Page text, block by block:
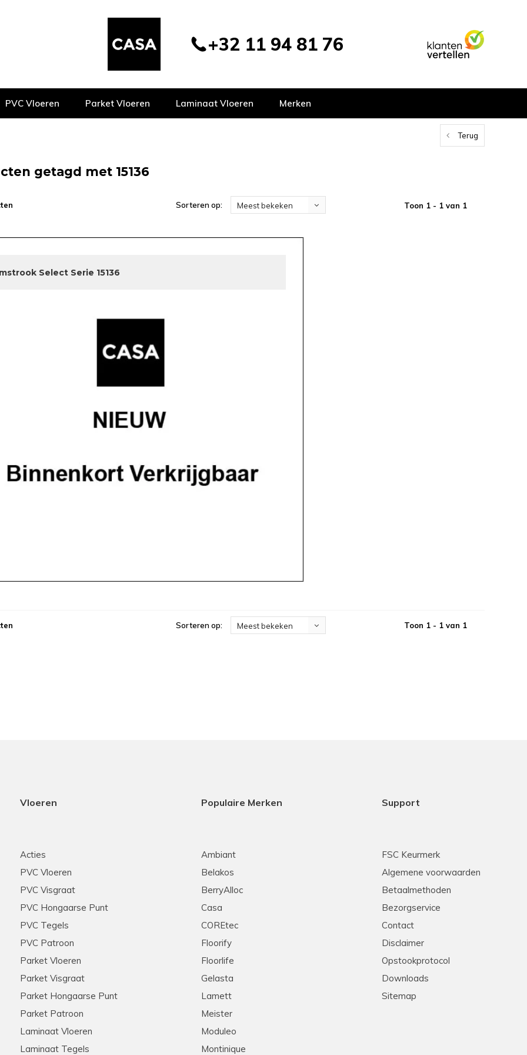
+32 11 94 81 76
PVC Vloeren Parket Vloeren Laminaat Vloeren Merken
Terug
getagd met 15136
Sorteren op: Meest bekeken Toon 1 - 1 van 1
Select Serie 15136
Sorteren op: Meest bekeken Toon 1 - 1 van 1
Vloeren
Acties
PVC Vloeren
PVC Visgraat
PVC Hongaarse Punt
PVC Tegels
PVC Patroon
Parket Vloeren
Parket Visgraat
Parket Hongaarse Punt
Parket Patroon
Laminaat Vloeren
Laminaat Tegels
Populaire Merken
Ambiant
Belakos
BerryAlloc
Casa
COREtec
Floorify
Floorlife
Gelasta
Lamett
Meister
Moduleo
Montinique
Support
FSC Keurmerk
Algemene voorwaarden
Betaalmethoden
Bezorgservice
Contact
Disclaimer
Opstookprotocol
Downloads
Sitemap